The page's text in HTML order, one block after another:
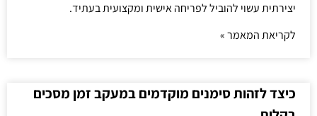
יצירתית עשוי להוביל לפריחה אישית ומקצועית בעתיד.
לקריאת המאמר »
כיצד לזהות סימנים מוקדמים במעקב זמן מסכים